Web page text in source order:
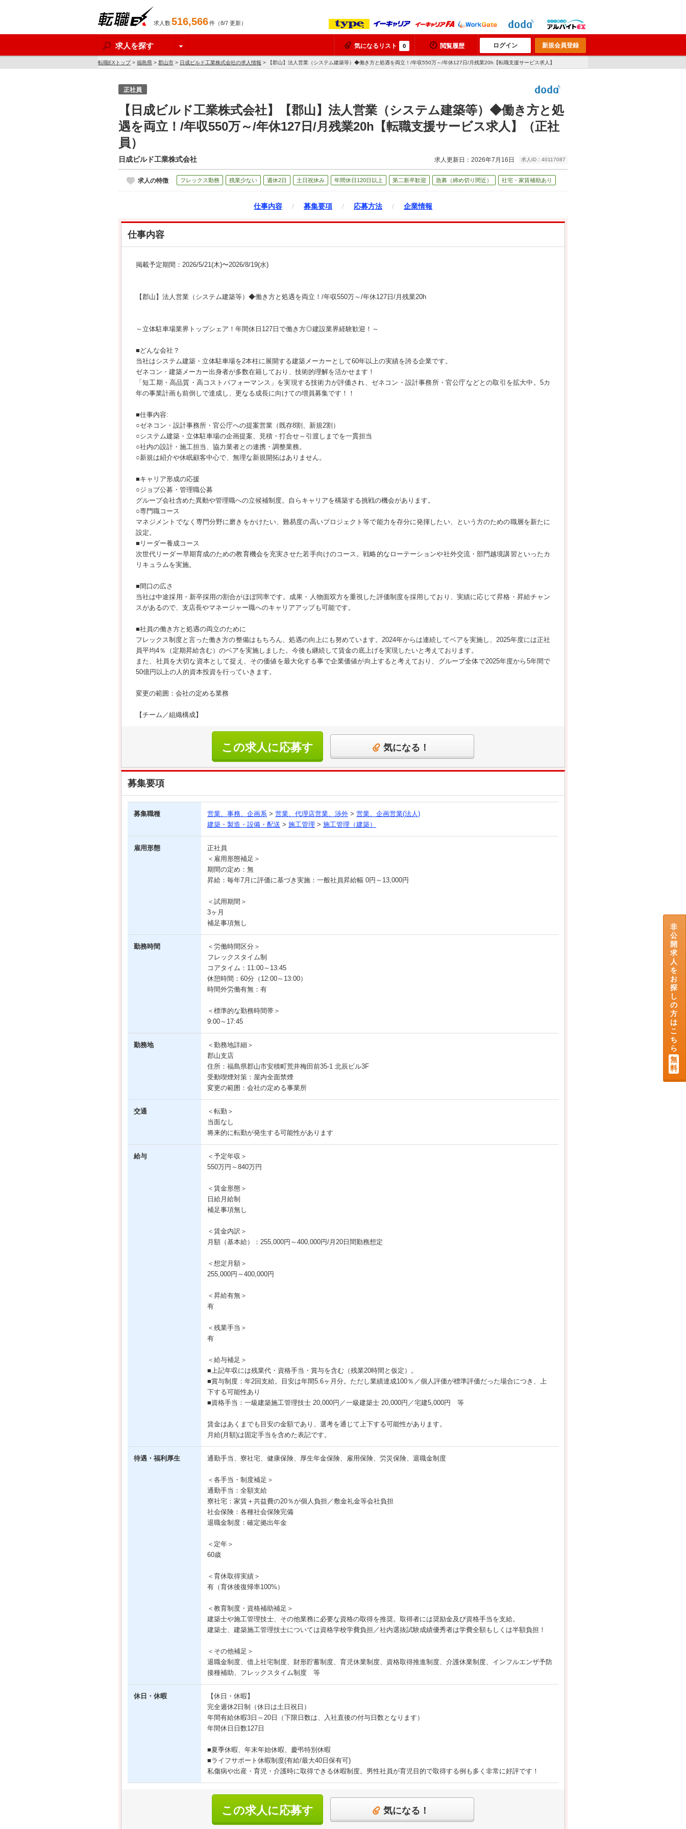
求人数516,566件（8/7 更新）
求人を探す 気になるリスト 0 閲覧履歴 ログイン 新規会員登録
転職EXトップ> 福島県 > 郡山市 > 日成ビルド工業株式会社の求人情報 > 【郡山】法人営業（システム建築等）◆働き方と処遇を両立！/年収550万～/年休127日/月残業20h【転職支援サービス求人】
正社員
【日成ビルド工業株式会社】【郡山】法人営業（システム建築等）◆働き方と処
遇を両立！/年収550万～/年休127日/月残業20h【転職支援サービス求人】（正社
員）
日成ビルド工業株式会社 求人更新日：2026年7月16日 求人ID：40117087
求人の特徴 フレックス勤務 残業少ない 週休2日 土日祝休み 年間休日120日以上 第二新卒歓迎 急募（締め切り間近） 社宅・家賃補助あり
仕事内容 / 募集要項 / 応募方法 / 企業情報
仕事内容
掲載予定期間：2026/5/21(木)〜2026/8/19(水)
【郡山】法人営業（システム建築等）◆働き方と処遇を両立！/年収550万～/年休127日/月残業20h
～立体駐車場業界トップシェア！年間休日127日で働き方◎建設業界経験歓迎！～
■どんな会社？
当社はシステム建築・立体駐車場を2本柱に展開する建築メーカーとして60年以上の実績を誇る企業です。
ゼネコン・建築メーカー出身者が多数在籍しており、技術的理解を活かせます！
「短工期・高品質・高コストパフォーマンス」を実現する技術力が評価され、ゼネコン・設計事務所・官公庁などとの取引を拡大中。5カ
年の事業計画も前倒しで達成し、更なる成長に向けての増員募集です！！
■仕事内容:
○ゼネコン・設計事務所・官公庁への提案営業（既存8割、新規2割）
○システム建築・立体駐車場の企画提案、見積・打合せ～引渡しまでを一貫担当
○社内の設計・施工担当、協力業者との連携・調整業務。
○新規は紹介や休眠顧客中心で、無理な新規開拓はありません。
■キャリア形成の応援
○ジョブ公募・管理職公募
グループ会社含めた異動や管理職への立候補制度。自らキャリアを構築する挑戦の機会があります。
○専門職コース
マネジメントでなく専門分野に磨きをかけたい、難易度の高いプロジェクト等で能力を存分に発揮したい、という方のための職層を新たに
設定。
■リーダー養成コース
次世代リーダー早期育成のための教育機会を充実させた若手向けのコース。戦略的なローテーションや社外交流・部門越境講習といったカ
リキュラムを実施。
■間口の広さ
当社は中途採用・新卒採用の割合がほぼ同率です。成果・人物面双方を重視した評価制度を採用しており、実績に応じて昇格・昇給チャン
スがあるので、支店長やマネージャー職へのキャリアアップも可能です。
■社員の働き方と処遇の両立のために
フレックス制度と言った働き方の整備はもちろん、処遇の向上にも努めています。2024年からは連続してベアを実施し、2025年度には正社
員平均4％（定期昇給含む）のベアを実施しました。今後も継続して賃金の底上げを実現したいと考えております。
また、社員を大切な資本として捉え、その価値を最大化する事で企業価値が向上すると考えており、グループ全体で2025年度から5年間で
50億円以上の人的資本投資を行っていきます。
変更の範囲：会社の定める業務
【チーム／組織構成】
この求人に応募す
る
気になる！
募集要項
募集職種 営業、事務、企画系 > 営業、代理店営業、渉外 > 営業、企画営業(法人)
建築・製造・設備・配送 > 施工管理 > 施工管理（建築）
雇用形態
正社員
＜雇用形態補足＞
期間の定め：無
昇給：毎年7月に評価に基づき実施：一般社員昇給幅 0円～13,000円
＜試用期間＞
3ヶ月
補足事項無し
勤務時間
＜労働時間区分＞
フレックスタイム制
コアタイム：11:00～13:45
休憩時間：60分（12:00～13:00）
時間外労働有無：有
＜標準的な勤務時間帯＞
9:00～17:45
勤務地
＜勤務地詳細＞
郡山支店
住所：福島県郡山市安積町荒井梅田前35-1 北辰ビル3F
受動喫煙対策：屋内全面禁煙
変更の範囲：会社の定める事業所
交通
＜転勤＞
当面なし
将来的に転勤が発生する可能性があります
給与
＜予定年収＞
550万円～840万円
＜賃金形態＞
日給月給制
補足事項無し
＜賃金内訳＞
月額（基本給）：255,000円～400,000円/月20日間勤務想定
＜想定月額＞
255,000円～400,000円
＜昇給有無＞
有
＜残業手当＞
有
＜給与補足＞
■上記年収には残業代・資格手当・賞与を含む（残業20時間と仮定）。
■賞与制度：年2回支給。目安は年間5.6ヶ月分。ただし業績達成100％／個人評価が標準評価だった場合につき、上
下する可能性あり
■資格手当：一級建築施工管理技士 20,000円／一級建築士 20,000円／宅建5,000円 等
賃金はあくまでも目安の金額であり、選考を通じて上下する可能性があります。
月給(月額)は固定手当を含めた表記です。
待遇・福利厚生 通勤手当、寮社宅、健康保険、厚生年金保険、雇用保険、労災保険、退職金制度
＜各手当・制度補足＞
通勤手当：全額支給
寮社宅：家賃＋共益費の20％が個人負担／敷金礼金等会社負担
社会保険：各種社会保険完備
退職金制度：確定拠出年金
＜定年＞
60歳
＜育休取得実績＞
有（育休後復帰率100%）
＜教育制度・資格補助補足＞
建築士や施工管理技士、その他業務に必要な資格の取得を推奨。取得者には奨励金及び資格手当を支給。
建築士、建築施工管理技士については資格学校学費負担／社内選抜試験成績優秀者は学費全額もしくは半額負担！
＜その他補足＞
退職金制度、借上社宅制度、財形貯蓄制度、育児休業制度、資格取得推進制度、介護休業制度、インフルエンザ予防
接種補助、フレックスタイム制度 等
休日・休暇
【休日・休暇】
完全週休2日制（休日は土日祝日）
年間有給休暇3日～20日（下限日数は、入社直後の付与日数となります）
年間休日日数127日
■夏季休暇、年末年始休暇、慶弔特別休暇
■ライフサポート休暇制度(有給/最大40日保有可)
私傷病や出産・育児・介護時に取得できる休暇制度。男性社員が育児目的で取得する例も多く非常に好評です！
この求人に応募す 気になる！
非
公
開
求
人
を
お
探
し
の
方
は
こ
ち
ら
無
料